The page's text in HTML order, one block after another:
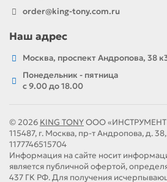
order@king-tony.com.ru
Наш адрес
Москва, проспект Андропова, 38
Понедельник - пятница
c 9.00 до 18.00
© 2026 KING TONYООО
115487, г. Москва, пр-т Андропова, д.
1177746515704
Информация на сайте носит
является публичной офертой,
437 ГК РФ. Для получения